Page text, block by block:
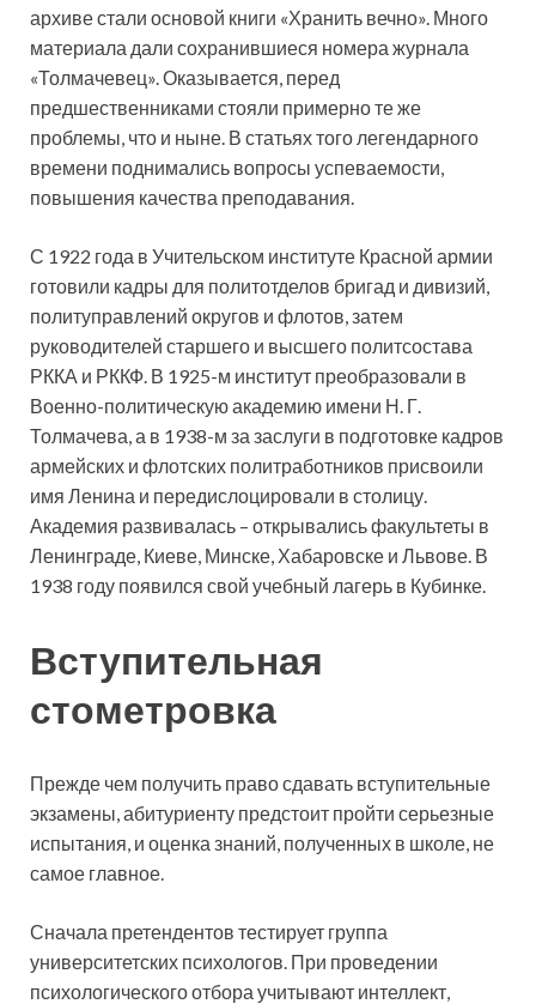
архиве стали основой книги «Хранить вечно». Много
материала дали сохранившиеся номера журнала
«Толмачевец». Оказывается, перед
предшественниками стояли примерно те же
проблемы, что и ныне. В статьях того легендарного
времени поднимались вопросы успеваемости,
повышения качества преподавания.
С 1922 года в Учительском институте Красной армии
готовили кадры для политотделов бригад и дивизий,
политуправлений округов и флотов, затем
руководителей старшего и высшего политсостава
РККА и РККФ. В 1925-м институт преобразовали в
Военно-политическую академию имени Н. Г.
Толмачева, а в 1938-м за заслуги в подготовке кадров
армейских и флотских политработников присвоили
имя Ленина и передислоцировали в столицу.
Академия развивалась – открывались факультеты в
Ленинграде, Киеве, Минске, Хабаровске и Львове. В
1938 году появился свой учебный лагерь в Кубинке.
Вступительная
стометровка
Прежде чем получить право сдавать вступительные
экзамены, абитуриенту предстоит пройти серьезные
испытания, и оценка знаний, полученных в школе, не
самое главное.
Сначала претендентов тестирует группа
университетских психологов. При проведении
психологического отбора учитывают интеллект,